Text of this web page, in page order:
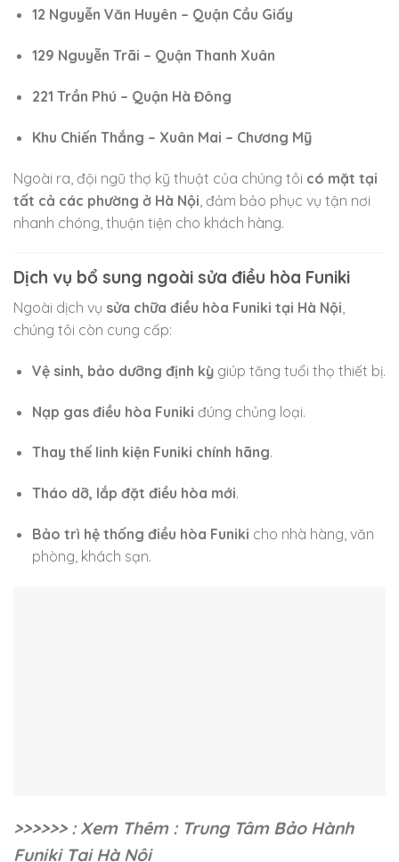
12 Nguyễn Văn Huyên – Quận Cầu Giấy
129 Nguyễn Trãi – Quận Thanh Xuân
221 Trần Phú – Quận Hà Đông
Khu Chiến Thắng – Xuân Mai – Chương Mỹ
Ngoài ra, đội ngũ thợ kỹ thuật của chúng tôi có mặt tại
tất cả các phường ở Hà Nội , đảm bảo phục vụ tận nơi
nhanh chóng, thuận tiện cho khách hàng.
Dịch vụ bổ sung ngoài sửa điều hòa Funiki
Ngoài dịch vụ sửa chữa điều hòa Funiki tại Hà Nội
chúng tôi còn cung cấp:
Vệ sinh, bảo dưỡng định kỳgiúp tăng tuổi thọ thiết bị.
Nạp gas điều hòa Funiki đúng chủng loại.
Thay thế linh kiện Funiki chính hãng.
Tháo dỡ, lắp đặt điều hòa mới.
Bảo trì hệ thống điều hòa Funiki cho nhà hàng, văn
phòng, khách sạn.
>>>>>> : Xem Thêm : Trung Tâm Bảo Hành
Funiki Tại Hà Nội